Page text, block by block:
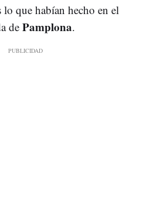
lo que habían hecho en el
de Pamplona.